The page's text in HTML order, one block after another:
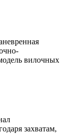
вилочных
захватам,